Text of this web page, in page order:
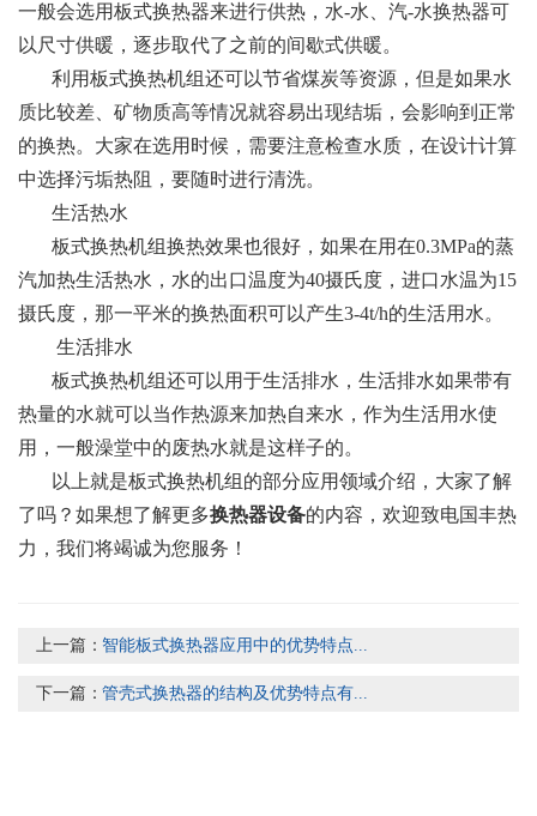
一般会选用板式换热器来进行供热，水-水、汽-水换热器可
以尺寸供暖，逐步取代了之前的间歇式供暖。
利用板式换热机组还可以节省煤炭等资源，但是如果水
质比较差、矿物质高等情况就容易出现结垢，会影响到正常
的换热。大家在选用时候，需要注意检查水质，在设计计算
中选择污垢热阻，要随时进行清洗。
生活热水
板式换热机组换热效果也很好，如果在用在0.3MPa的蒸
汽加热生活热水，水的出口温度为40摄氏度，进口水温为15
摄氏度，那一平米的换热面积可以产生3-4t/h的生活用水。
生活排水
板式换热机组还可以用于生活排水，生活排水如果带有
热量的水就可以当作热源来加热自来水，作为生活用水使
用，一般澡堂中的废热水就是这样子的。
以上就是板式换热机组的部分应用领域介绍，大家了解
了吗？如果想了解更多换热器设备的内容，欢迎致电国丰热
力，我们将竭诚为您服务！
上一篇： 智能板式换热器应用中的优势特点...
下一篇：管壳式换热器的结构及优势特点有...